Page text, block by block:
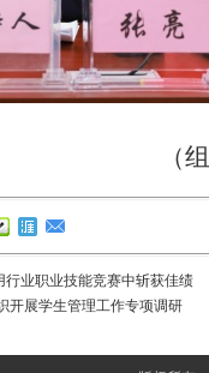
（组织人
行业职业技能竞赛中斩获佳绩
展学生管理工作专项调研